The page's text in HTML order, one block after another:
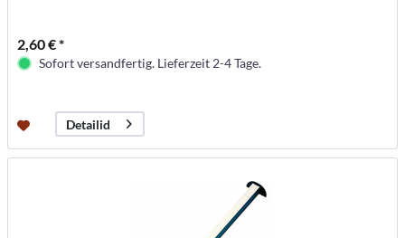
2,60 € *
Sofort versandfertig. Lieferzeit 2-4 Tage.
Detailid